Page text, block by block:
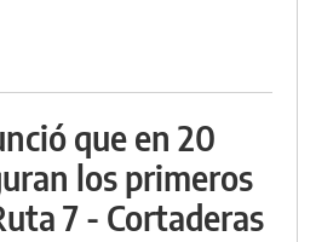
que en 20
los primeros
7 - Cortaderas